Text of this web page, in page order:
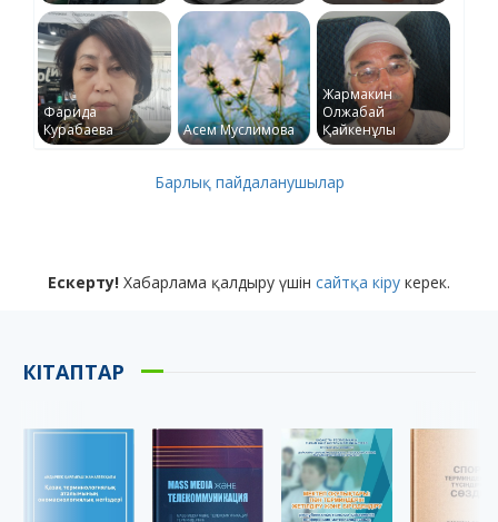
Фарида
Курабаева
Асем Муслимова
Жармакин
Олжабай
Қайкенұлы
Барлық пайдаланушылар
Ескерту! Хабарлама қалдыру үшін сайтқа кіру керек.
КІТАПТАР